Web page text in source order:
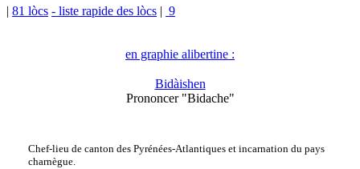
| 81 lòcs - liste rapide des lòcs | 9
en graphie alibertine :
Bidàishen
Prononcer "Bidache"
Chef-lieu de canton des Pyrénées-Atlantiques et incarnation du pays
charnègue.